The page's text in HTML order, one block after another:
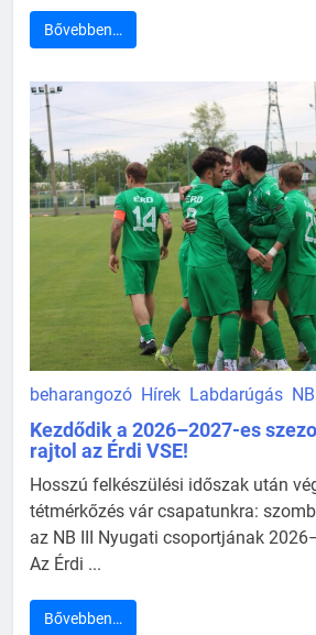
Bővebben…
beharangozó Hírek Labdarúgás
Kezdődik a 2026–2027-es
rajtol az Érdi VSE!
Hosszú felkészülési időszak után
tétmérkőzés vár csapatunkra:
az NB III Nyugati csoportjának
Az Érdi ...
Bővebben…